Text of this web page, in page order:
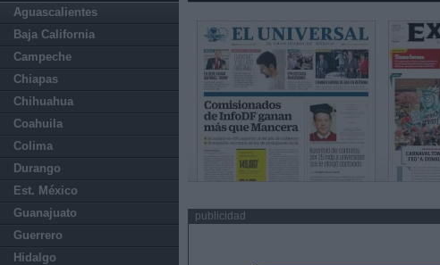
Aguascalientes
Baja California
Campeche
Chiapas
Chihuahua
Coahuila
Colima
Durango
Est. México
Guanajuato
Guerrero
Hidalgo
publicidad